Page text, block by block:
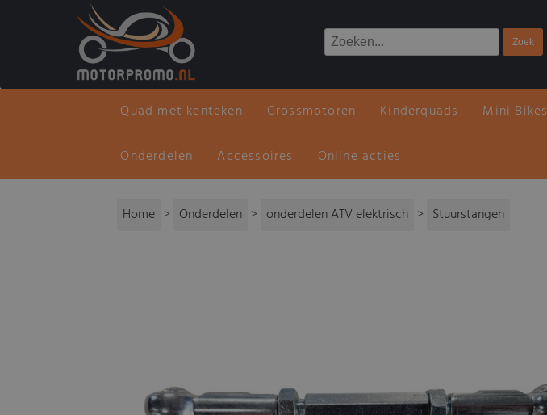
Quad met kenteken Crossmotoren Kinderquads Mini Bikes
Onderdelen Accessoires Online acties
Home > Onderdelen > onderdelen ATV elektrisch > Stuurstangen